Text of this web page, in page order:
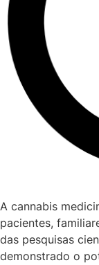
A cannabis
pacientes,
das pesquisas
demonstrado o